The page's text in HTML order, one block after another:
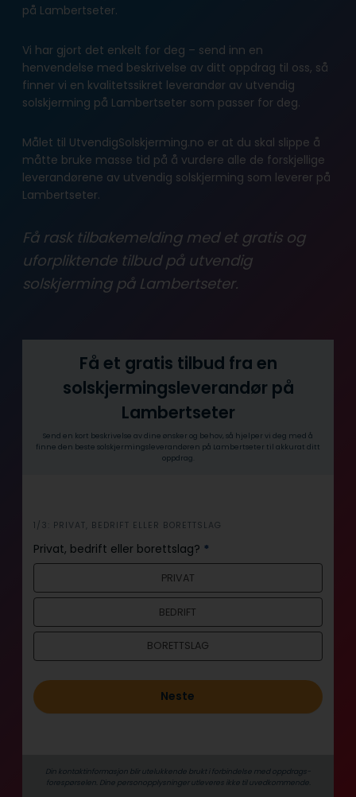
på Lambertseter.
Vi har gjort det enkelt for deg – send inn en
henvendelse med beskrivelse av ditt oppdrag til oss, så
finner vi en kvalitetssikret leverandør av utvendig
solskjerming på Lambertseter som passer for deg.
Målet til UtvendigSolskjerming.no er at du skal slippe å
måtte bruke masse tid på å vurdere alle de forskjellige
leverandørene av utvendig solskjerming som leverer på
Lambertseter.
Få rask tilbakemelding med et gratis og
uforpliktende tilbud på utvendig
solskjerming på Lambertseter.
Få et gratis tilbud fra en
solskjermingsleverandør på
Lambertseter
Send en kort beskrivelse av dine ønsker og behov, så hjelper vi deg med å
finne den beste solskjermingsleverandøren på Lambertseter til akkurat ditt
oppdrag.
i
n
n
o
d
1/3: PRIVAT, BEDRIFT ELLER BORETTSLAG
Privat, bedrift eller borettslag? *
PRIVAT
BEDRIFT
BORETTSLAG
Neste
Din kontaktinformasjon blir utelukkende brukt i forbindelse med oppdrags­
forespørselen. Dine person­­opplysninger utleveres ikke til uvedkommende.